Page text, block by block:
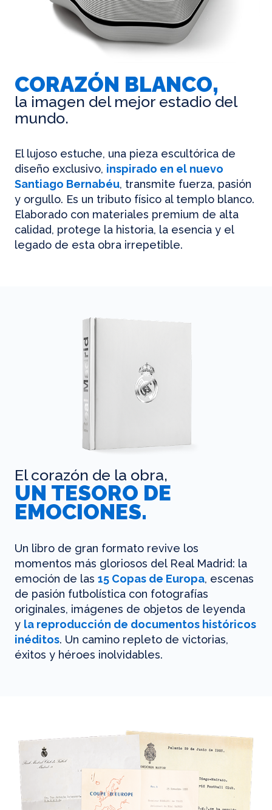
CORAZÓN BLANCO,
la imagen del mejor estadio del
mundo.
El lujoso estuche, una pieza escultórica de
diseño exclusivo, inspirado en el nuevo
Santiago Bernabéu, transmite fuerza, pasión
y orgullo. Es un tributo físico al templo blanco.
Elaborado con materiales premium de alta
calidad, protege la historia, la esencia y el
legado de esta obra irrepetible.
El corazón de la obra,
UN TESORO DE
EMOCIONES.
Un libro de gran formato revive los
momentos más gloriosos del Real Madrid: la
emoción de las 15 Copas de Europa, escenas
de pasión futbolística con fotografías
originales, imágenes de objetos de leyenda
y la reproducción de documentos históricos
inéditos. Un camino repleto de victorias,
éxitos y héroes inolvidables.